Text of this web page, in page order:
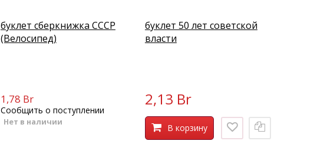
буклет сберкнижка СССР
(Велосипед)
1,78 Br
Сообщить о поступлении
Нет в наличии
буклет 50 лет советской
власти
2,13 Br
В корзину